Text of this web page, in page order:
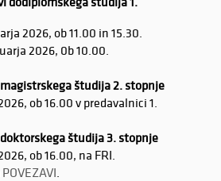
2026, ob 11.00 in 15.30.
2026, 0b 10.00.
študija 2. stopnje
ob 16.00 v predavalnici 1.
študija 3. stopnje
ob 16.00, na FRI.
POVEZAVI